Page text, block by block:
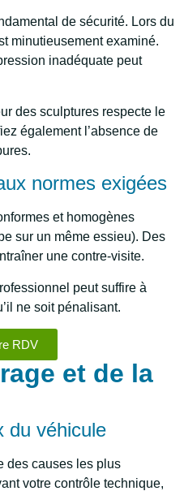
de sécurité. Lors du
minutieusement examiné.
inadéquate peut
des sculptures respecte le
également l’absence de
normes exigées
et homogènes
sur un même essieu). Des
une contre-visite.
peut suffire à
ne soit pénalisant.
RDV
et de la
du véhicule
des causes les plus
votre contrôle technique,